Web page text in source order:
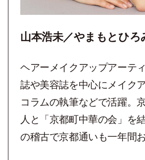
山本浩未／やまもとひろ
ヘアーメイクアップアーテ
誌や美容誌を中心にメイク
コラムの執筆などで活躍。
人と「京都町中華の会」を
の稽古で京都通いも一年間